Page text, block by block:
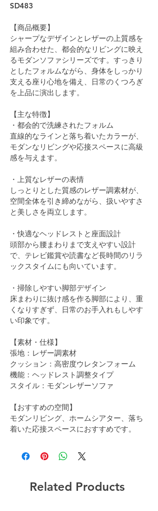
SD483
【商品概要】
シャープなデザインとレザーの上質感を
組み合わせた、都会的なリビングに映え
るモダンソファシリーズです。すっきり
としたフォルムながら、身体をしっかり
支える座り心地を備え、日常のくつろぎ
を上品に演出します。
【主な特徴】
・都会的で洗練されたフォルム
直線的なラインと落ち着いたカラーが、
モダンなリビングや応接スペースに高級
感を与えます。
・上質なレザーの表情
しっとりとした質感のレザー調素材が、
空間全体を引き締めながら、扱いやすさ
と美しさを両立します。
・快適なヘッドレストと座面設計
頭部から腰まわりまで支えやすい設計
で、テレビ鑑賞や読書など長時間のリラ
ックスタイムにも向いています。
・掃除しやすい脚部デザイン
床まわりに抜け感を作る脚部により、重
くなりすぎず、日常のお手入れもしやす
い印象です。
【素材・仕様】
張地：レザー調素材
クッション：高密度ウレタンフォーム
機能：ヘッドレスト調整タイプ
スタイル：モダンレザーソファ
【おすすめの空間】
モダンリビング、ホームシアター、落ち
着いた応接スペースにおすすめです。
Related Products